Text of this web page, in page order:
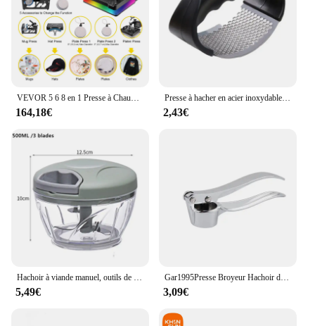
164,18€
Presse à hacher en acier inoxydable, broyeur manuel, outils de fruits et légumes, accessoires de cuisine, gadget
2,43€
5,49€
Gar1995Presse Broyeur Hachoir de Cuisine en Acier Inoxydable, Presse Manuelle, Outil de Meulage, Accessoires de Cuisine
3,09€